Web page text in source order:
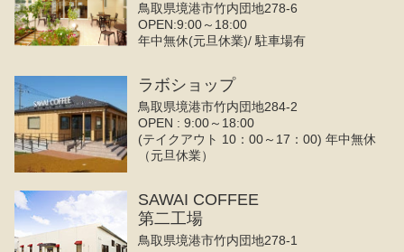
鳥取県境港市竹内団地278-6
OPEN:9:00～18:00
年中無休(元旦休業)/ 駐車場有
ラボショップ
鳥取県境港市竹内団地284-2
OPEN : 9:00～18:00
(テイクアウト 10：00～17：00) 年中無休
（元旦休業）
SAWAI COFFEE
第二工場
鳥取県境港市竹内団地278-1